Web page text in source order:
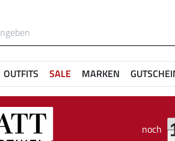
OUTFITS SALE MARKEN
noch